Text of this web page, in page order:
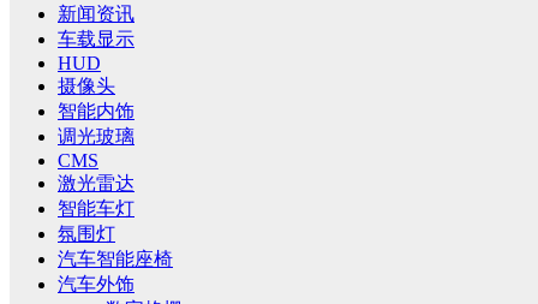
新闻资讯
车载显示
HUD
摄像头
智能内饰
调光玻璃
CMS
激光雷达
智能车灯
氛围灯
汽车智能座椅
汽车外饰